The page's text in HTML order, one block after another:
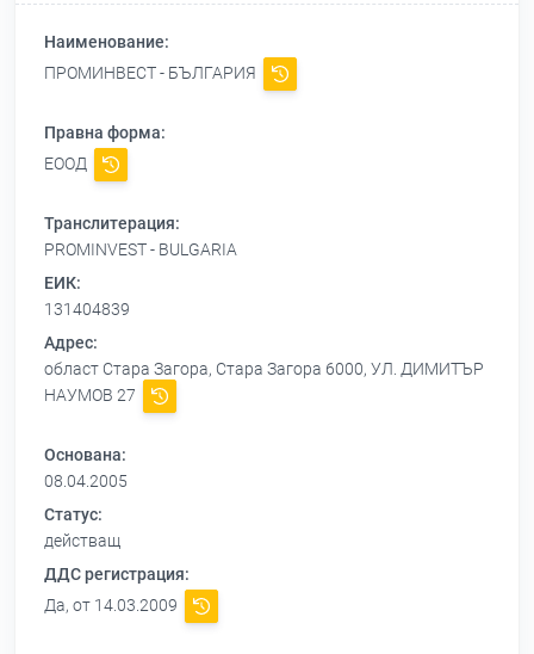
Наименование:
ПРОМИНВЕСТ - БЪЛГАРИЯ
Правна форма:
ЕООД
Транслитерация:
PROMINVEST - BULGARIA
ЕИК:
131404839
Адрес:
област Стара Загора, Стара Загора 6000, УЛ. ДИМИТЪР
НАУМОВ 27
Основана:
08.04.2005
Статус:
действащ
ДДС регистрация:
Да, от 14.03.2009